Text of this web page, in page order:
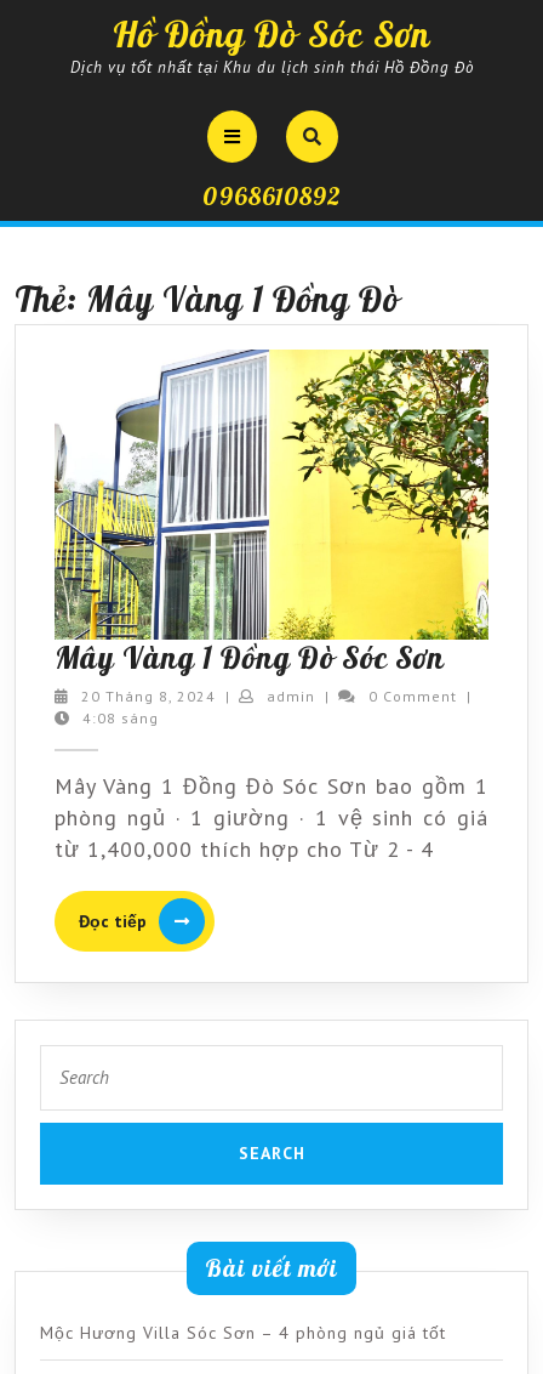
Hồ Đồng Đò Sóc Sơn
Dịch vụ tốt nhất tại Khu du lịch sinh thái Hồ Đồng Đò
Open
Button
0968610892
Thẻ: Mây Vàng 1 Đồng Đò
Mây Vàng 1 Đồng Đò Sóc SơnMây
Vàng
Đò
Sóc
20 Tháng 8, 2024 20| admin admin
| 0 Comment
|
4:08 sáng
Mây Vàng 1 Đồng Đò Sóc Sơn bao gồm 1
phòng ngủ · 1 giường · 1 vệ sinh có giá
từ 1,400,000 thích hợp cho Từ 2 - 4
Đọc tiếp
Đọc
tiếp
for:
Bài viết mới
Mộc Hương Villa Sóc Sơn – 4 phòng ngủ giá tốt